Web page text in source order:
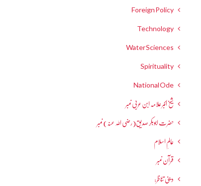
Foreign Policy
Technology
Water Sciences
Spirituality
National Ode
شیخ اکبر علامہ ابن عربی نمبر
حضرت ابوبکر صدیق(رضی اللہ عنہ) نمبر
عالمِ اسلام
قرآن نمبر
دینی تناظر: